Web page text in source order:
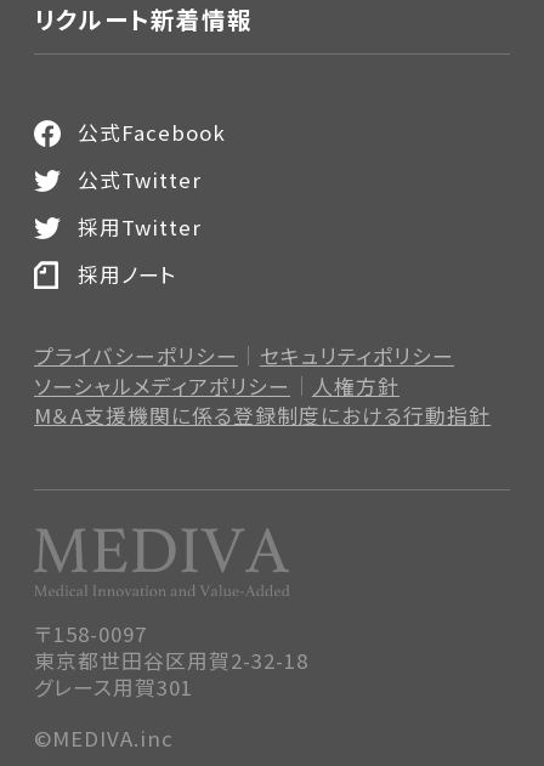
リクルート新着情報
〒158-0097
東京都世田谷区用賀2-32-18
グレース用賀301
プライバシーポリシー
セキュリティポリシー
ソーシャルメディアポリシー
人権方針
M＆A支援機関に係る登録制度における行動指針
公式Facebook
公式Twitter
採用Twitter
採用ノート
©MEDIVA.inc